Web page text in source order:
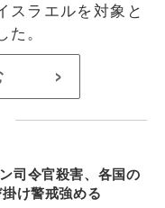
スラエルを対象と
。
>
司令官殺害、各国の
け警戒強める